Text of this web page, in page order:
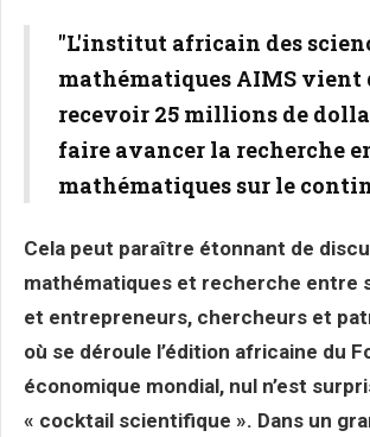
"L'institut africain des
mathématiques AIMS vient
recevoir 25 millions de
faire avancer la recherche
mathématiques sur le
Cela peut paraître étonnant de
mathématiques et recherche entre
et entrepreneurs, chercheurs et
où se déroule l’édition africaine du
économique mondial, nul n’est
« cocktail scientifique ». Dans un